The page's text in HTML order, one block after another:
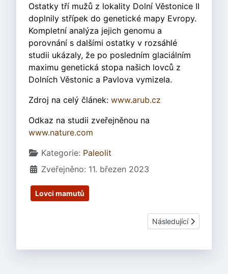
Ostatky tří mužů z lokality Dolní Věstonice II
doplnily střípek do genetické mapy Evropy.
Kompletní analýza jejich genomu a
porovnání s dalšími ostatky v rozsáhlé
studii ukázaly, že po posledním glaciálním
maximu genetická stopa našich lovců z
Dolních Věstonic a Pavlova vymizela.
Zdroj na celý článek: www.arub.cz
Odkaz na studii zveřejněnou na
www.nature.com
Základní údaje
Kategorie: Paleolit
Zveřejněno: 11. březen 2023
Lovci mamutů
Další článek:
Následující